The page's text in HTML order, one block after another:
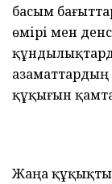
басым
өмірі мен
құқығын
Жаңа